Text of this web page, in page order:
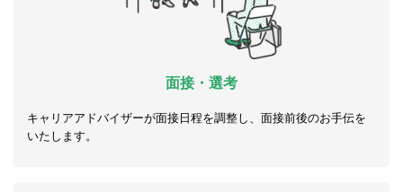
面接・選考
キャリアアドバイザーが面接日程を調整し、面接前後のお手伝を
いたします。